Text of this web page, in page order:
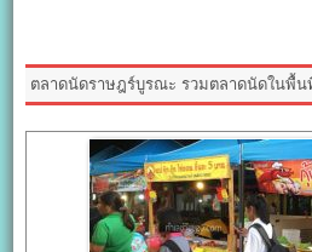
ตลาดนัดราษฎร์บูรณะ รวมตลาดนัดในพื้